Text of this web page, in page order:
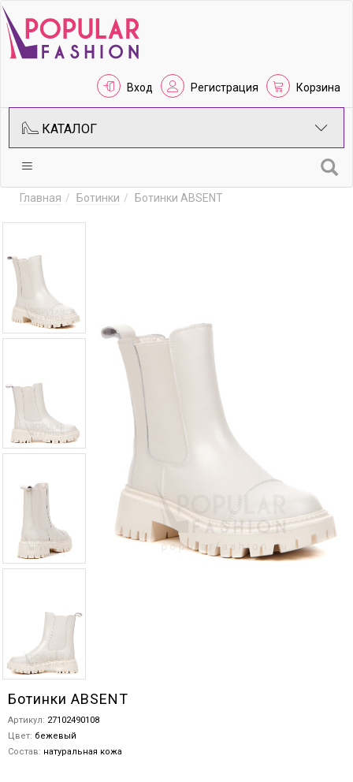
Вход Регистрация Корзина
КАТАЛОГ
Главная Ботинки Ботинки ABSENT
Ботинки ABSENT
Артикул: 27102490108
Цвет: бежевый
Состав: натуральная кожа